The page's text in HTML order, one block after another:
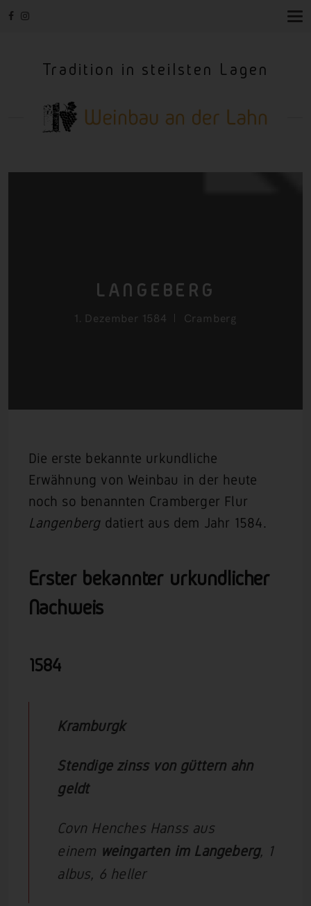
T
Tradition in steilsten Lagen
LANGEBERG
1. Dezember 1584 Cramberg
Die erste bekannte urkundliche
Erwähnung von Weinbau in der heute
noch so benannten Cramberger Flur
Langenbergdatiert aus dem Jahr 1584.
Erster bekannter urkundlicher
Nachweis
1584
Kramburgk
Stendige zinss von güttern ahn
geldt
Covn Henches Hanss aus
einem weingarten im Langeberg, 1
albus, 6 heller